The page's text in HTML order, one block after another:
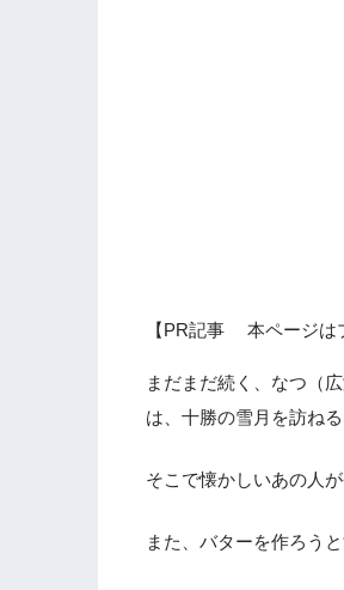
【PR記事 本ページは
まだまだ続く、なつ（
は、十勝の雪月を訪ねる
そこで懐かしいあの人が
また、バターを作ろう